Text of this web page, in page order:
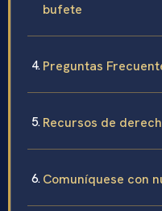
bufete
Preguntas
Recursos de
Comuníquese con